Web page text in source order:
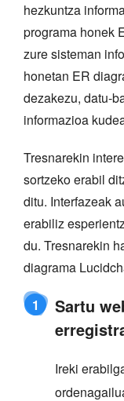
hezkuntza
programa honek
zure sisteman
honetan ER
dezakezu, datu-
informazioa
Tresnarekin
sortzeko erabil
ditu. Interfazeak
erabiliz
du. Tresnarekin
diagrama
1
Sartu
Ireki